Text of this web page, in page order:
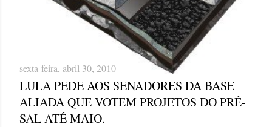
sexta-feira, abril 30, 2010
LULA PEDE AOS SENADORES DA BASE
ALIADA QUE VOTEM PROJETOS DO PRÉ-
SAL ATÉ MAIO.